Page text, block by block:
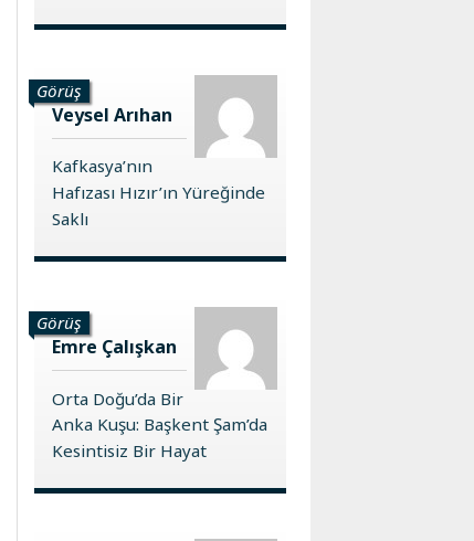
Görüş
Veysel Arıhan
Kafkasya’nın
Hafızası Hızır’ın Yüreğinde
Saklı
Görüş
Emre Çalışkan
Orta Doğu’da Bir
Anka Kuşu: Başkent Şam’da
Kesintisiz Bir Hayat